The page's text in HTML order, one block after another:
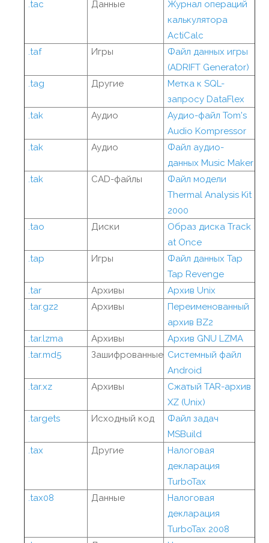
.tac
Данные
Журнал операций
калькулятора
ActiCalc
.taf
Игры
Файл данных игры
(ADRIFT Generator)
.tag
Другие
Метка к SQL-
запросу DataFlex
.tak
Аудио
Аудио-файл Tom's
Audio Kompressor
.tak
Аудио
Файл аудио-
данных Music Maker
.tak
CAD-файлы
Файл модели
Thermal Analysis Kit
2000
.tao
Диски
Образ диска Track
at Once
.tap
Игры
Файл данных Tap
Tap Revenge
.tar
Архивы
Архив Unix
.tar.gz2
Архивы
Переименованный
архив BZ2
.tar.lzma
Архивы
Архив GNU LZMA
.tar.md5
Зашифрованные Системный файл
Android
.tar.xz
Архивы
Сжатый TAR-архив
XZ (Unix)
.targets
Исходный код
Файл задач
MSBuild
.tax
Другие
Налоговая
декларация
TurboTax
.tax08
Данные
Налоговая
декларация
TurboTax 2008